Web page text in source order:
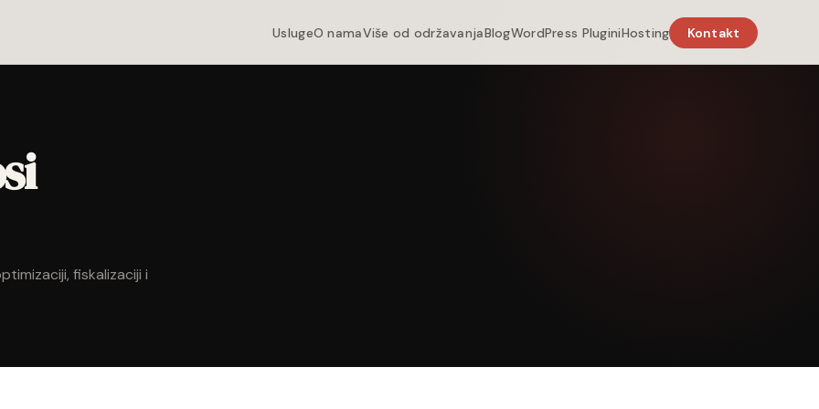
UslugeO namaViše od održavanjaBlogWordPress PluginiHosting Kontakt
fiskalizaciji i